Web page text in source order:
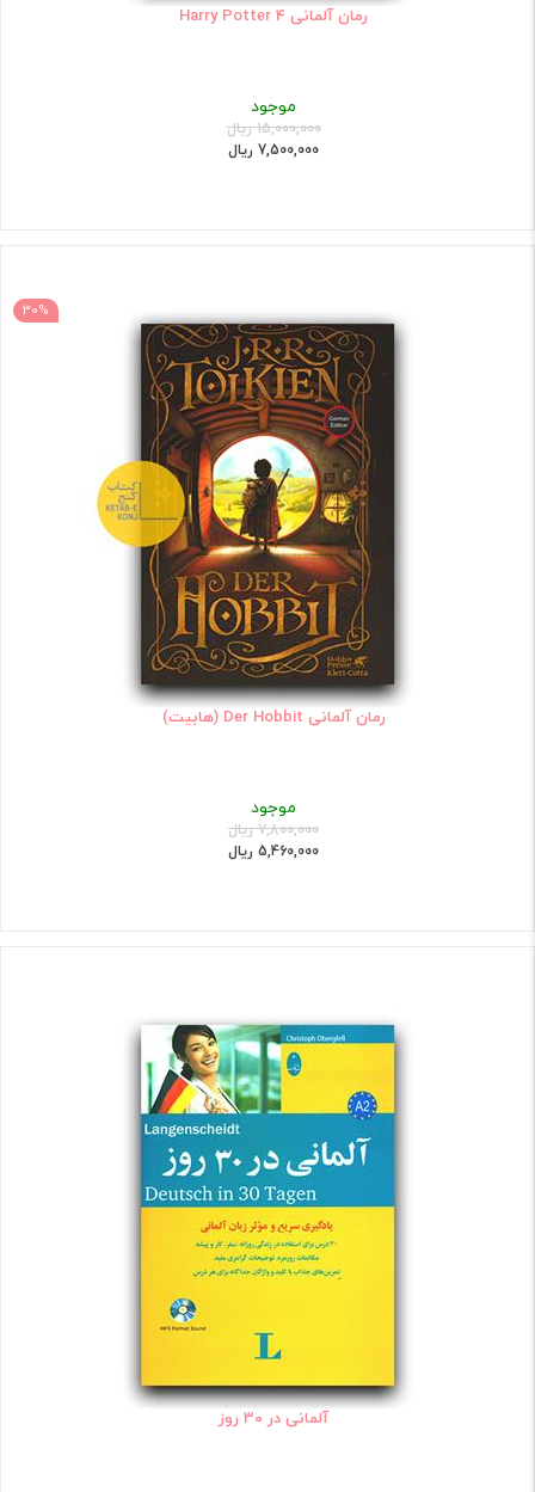
رمان آلمانی Harry Potter 4
موجود
15,000,000 ریال
7,500,000 ریال
30%
رمان آلمانی Der Hobbit (هابیت)
موجود
7,800,000 ریال
5,460,000 ریال
آلمانی در 30 روز